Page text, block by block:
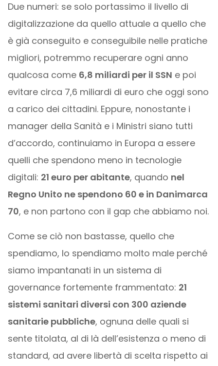
Due numeri: se solo portassimo il livello di
digitalizzazione da quello attuale a quello che
è già conseguito e conseguibile nelle pratiche
migliori, potremmo recuperare ogni anno
qualcosa come 6,8 miliardi per il SSN e poi
evitare circa 7,6 miliardi di euro che oggi sono
a carico dei cittadini. Eppure, nonostante i
manager della Sanità e i Ministri siano tutti
d’accordo, continuiamo in Europa a essere
quelli che spendono meno in tecnologie
digitali: 21 euro per abitante, quando nel
Regno Unito ne spendono 60 e in Danimarca
70, e non partono con il gap che abbiamo noi.
Come se ciò non bastasse, quello che
spendiamo, lo spendiamo molto male perché
siamo impantanati in un sistema di
governance fortemente frammentato: 21
sistemi sanitari diversi con 300 aziende
sanitarie pubbliche, ognuna delle quali si
sente titolata, al di là dell’esistenza o meno di
standard, ad avere libertà di scelta rispetto ai